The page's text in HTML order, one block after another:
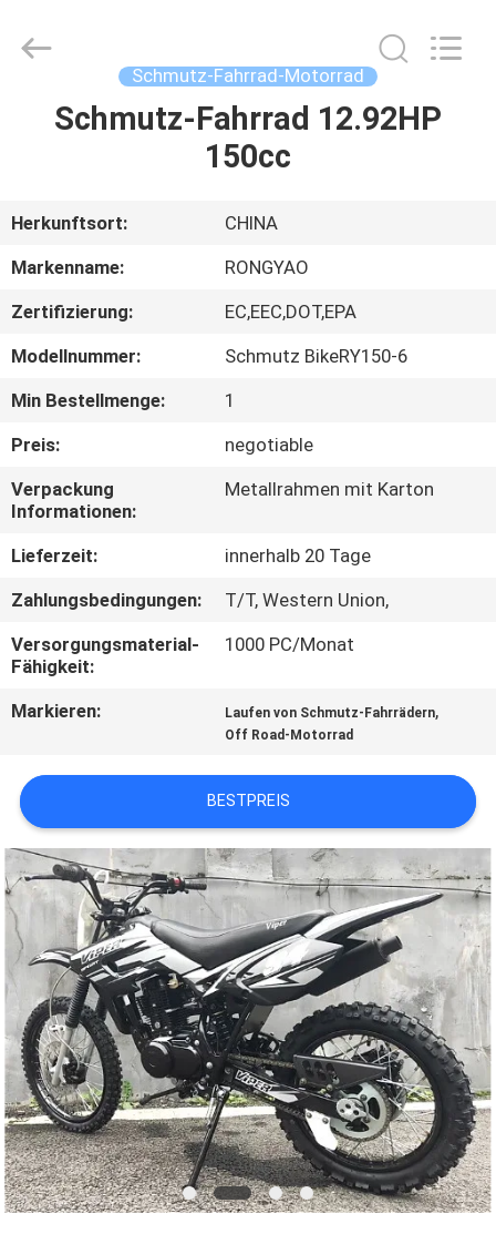
HAUS
ÜBER
UNS
FABRIK-
AUSFLUG
QUALITÄTSKONTROLLE
TRETEN
SIE
UNS
IN
FORDERN
SIE
EIN
ZITAT
SITEMAP
DATENSCHUTZRICHTLINIE
Co.,Ltd.
Schmutz-Fahrrad-Motorrad
Schmutz-Fahrrad 12.92HP
150cc
Herkunftsort:
CHINA
Markenname:
RONGYAO
Zertifizierung:
EC,EEC,DOT,EPA
Modellnummer:
Schmutz BikeRY150-6
Min Bestellmenge:
1
Preis:
negotiable
Verpackung
Informationen:
Metallrahmen mit Karton
Lieferzeit:
innerhalb 20 Tage
Zahlungsbedingungen:
T/T, Western Union,
Versorgungsmaterial-
Fähigkeit:
1000 PC/Monat
Markieren: Laufen von Schmutz-Fahrrädern,
Off Road-Motorrad
BESTPREIS